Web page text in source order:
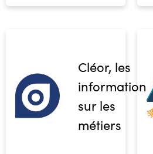
Cléor, les
informations
sur les
métiers